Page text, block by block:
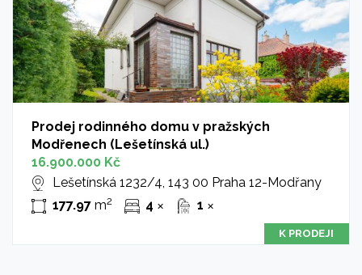
Prodej rodinného domu v pražských
Modřenech (Lešetínská ul.)
16.900.000 Kč
Lešetínská 1232/4, 143 00 Praha 12-Modřany
177.97m2 4 ✕ 1 ✕
K PRODEJI